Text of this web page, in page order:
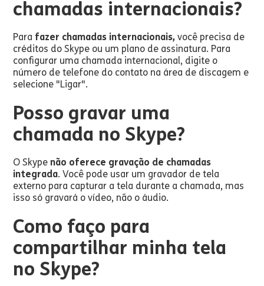
chamadas internacionais?
Para fazer chamadas internacionais, você precisa de
créditos do Skype ou um plano de assinatura. Para
configurar uma chamada internacional, digite o
número de telefone do contato na área de discagem e
selecione "Ligar".
Posso gravar uma
chamada no Skype?
O Skype não oferece gravação de chamadas
integrada. Você pode usar um gravador de tela
externo para capturar a tela durante a chamada, mas
isso só gravará o vídeo, não o áudio.
Como faço para
compartilhar minha tela
no Skype?